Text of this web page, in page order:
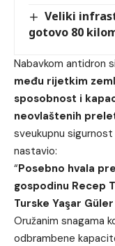
Veliki
gotovo 80
Nabavkom antidron
među rijetkim
sposobnost i
neovlaštenih
sveukupnu sigurnost
nastavio:
“Posebno hvala
gospodinu Recep
Turske Yaşar Güler
Oružanim snagama
odbrambene